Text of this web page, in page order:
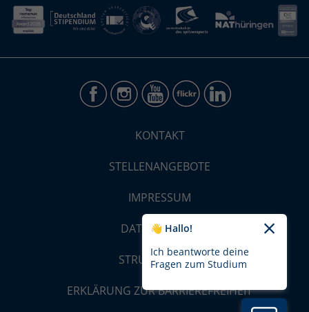
KONTAKT
STELLENANGEBOTE
IMPRESSUM
DATENSCHUTZ
STRUKTUR-MAP
ERKLÄRUNG ZUR BARRIEREFREIHEIT
👋 Hallo!
Ich beantworte deine
Fragen zum Studium